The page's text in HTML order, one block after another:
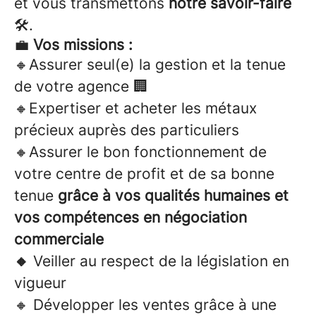
🛠️.
💼 Vos missions :
🔸Assurer seul(e) la gestion et la tenue
de votre agence 🏢
🔸Expertiser et acheter les métaux
précieux auprès des particuliers
🔸Assurer le bon fonctionnement de
votre centre de profit et de sa bonne
tenue grâce à vos qualités humaines et
vos compétences en négociation
commerciale
🔸 Veiller au respect de la législation en
vigueur
🔸 Développer les ventes grâce à une